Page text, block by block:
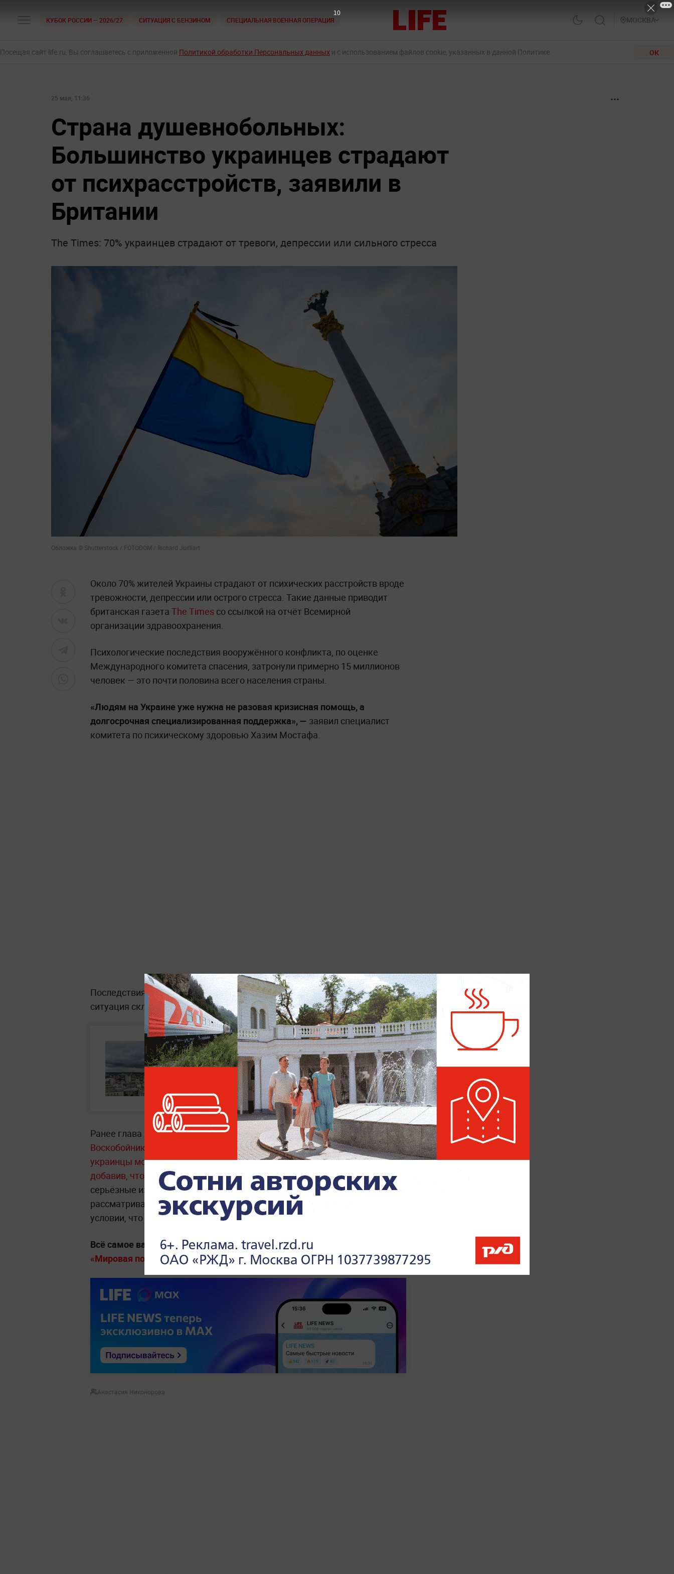
КУБОК РОССИИ — 2026/27 СИТУАЦИЯ С БЕНЗИНОМ СПЕЦИАЛЬНАЯ ВОЕННАЯ ОПЕРАЦИЯ МОСКВА
Посещая сайт life.ru, Вы соглашаетесь с приложенной Политикой обработки Персональных данных и с использованием файлов cookie, указанных в данной Политике. ОК
25 мая, 11:36
Страна душевнобольных:
Большинство украинцев страдают
от психрасстройств, заявили в
Британии
The Times: 70% украинцев страдают от тревоги, депрессии или сильного стресса
Обложка © Shutterstock / FOTODOM / Richard Juilliart
Около 70% жителей Украины страдают от психических расстройств вроде
тревожности, депрессии или острого стресса. Такие данные приводит
британская газета The Times со ссылкой на отчёт Всемирной
организации здравоохранения.
Психологические последствия вооружённого конфликта, по оценке
Международного комитета спасения, затронули примерно 15 миллионов
человек — это почти половина всего населения страны.
«Людям на Украине уже нужна не разовая кризисная помощь, а
долгосрочная специализированная поддержка», — заявил специалист
комитета по психическому здоровью Хазим Мостафа.
Последствия могут сохраняться поколениями. Особенно тяжёлая
ситуация складывается в семьях погибших военнослужащих.
88% украинцев главным
страхом назвали бедность
для своих детей
Ранее глава Офиса миграционной политикиУкраины Василий
Воскобойник заявил, что из-за миграционных процессов в будущем
украинцы могут превратиться в «смесь индусов и бангладешцев»,
добавив, что это будет «их путь»; по словам чиновника, Незалежную ждут
серьёзные изменения национального состава населения, и власти
рассматривают мигрантов как часть будущей политической нации при
условии, что те будут работать в стране и платить налоги.
Всё самое важное о мире, странах и их лидерах —читайте в разделе
«Мировая политика» на Life.ru .
Анастасия Никонорова
9